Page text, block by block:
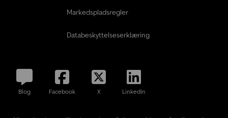
Markedspladsregler
Databeskyttelseserklæring
Blog Facebook X LinkedIn